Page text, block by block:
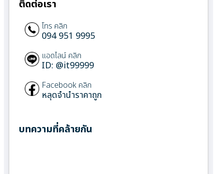
ติดต่อเรา
โทร คลิก
094 951 9995
แอดไลน์ คลิก
ID: @it99999
Facebook คลิก
หลุดจำนำราคาถูก
บทความที่คล้ายกัน